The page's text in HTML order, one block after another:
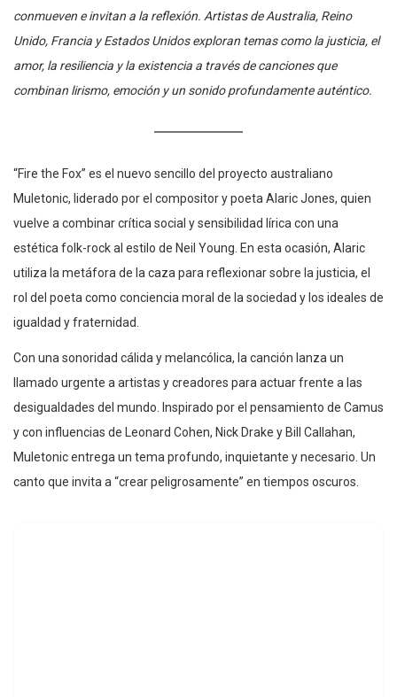
conmueven e invitan a la reflexión. Artistas de Australia, Reino
Unido, Francia y Estados Unidos exploran temas como la justicia, el
amor, la resiliencia y la existencia a través de canciones que
combinan lirismo, emoción y un sonido profundamente auténtico.
“Fire the Fox” es el nuevo sencillo del proyecto australiano
Muletonic, liderado por el compositor y poeta Alaric Jones, quien
vuelve a combinar crítica social y sensibilidad lírica con una
estética folk-rock al estilo de Neil Young. En esta ocasión, Alaric
utiliza la metáfora de la caza para reflexionar sobre la justicia, el
rol del poeta como conciencia moral de la sociedad y los ideales de
igualdad y fraternidad.
Con una sonoridad cálida y melancólica, la canción lanza un
llamado urgente a artistas y creadores para actuar frente a las
desigualdades del mundo. Inspirado por el pensamiento de Camus
y con influencias de Leonard Cohen, Nick Drake y Bill Callahan,
Muletonic entrega un tema profundo, inquietante y necesario. Un
canto que invita a “crear peligrosamente” en tiempos oscuros.